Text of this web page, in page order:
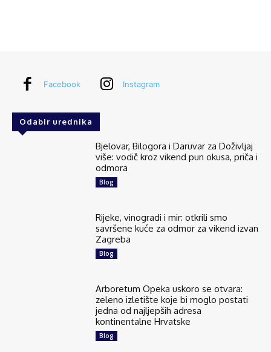
Facebook Instagram
Odabir urednika
Bjelovar, Bilogora i Daruvar za Doživljaj
više: vodič kroz vikend pun okusa, priča i
odmora
Blog
Rijeke, vinogradi i mir: otkrili smo
savršene kuće za odmor za vikend izvan
Zagreba
Blog
Arboretum Opeka uskoro se otvara:
zeleno izletište koje bi moglo postati
jedna od najljepših adresa
kontinentalne Hrvatske
Blog